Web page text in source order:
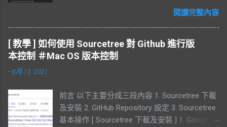
及電子郵件註冊 填寫完基本資列後需要到電子
規定 備註 : 透過電子郵件註冊需要再輸入台灣
手機號碼， 此步驟驗證過後，還需要再輸入一
組中國的號碼。如果沒有中國的號碼此步驟可
沒有相關證件，可以跳過 備註 : 如果想透過
DevEco Studio 使用鴻蒙系統的模擬器，來進行
開發。需要完成此步驟。 由於沒有相關的證件
閱讀完整內容
[ 教學 ] 如何使用 Sourcetree 對 Github 進行版
本控制 ＃Mac OS 版本控制
-8月 13, 2021
前言 以下主要分成三段內容 1. Sourcetree 下載
及安裝 2. GitHub Repository 設定 3. Sourcetree
基本操作 [ Sourcetree 下載及安裝 ] 1. Google